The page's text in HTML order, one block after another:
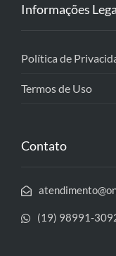
Informações
Política de
Termos de Uso
Contato
(19) 98991-